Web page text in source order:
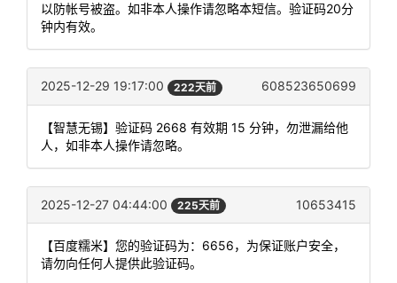
以防帐号被盗。如非本人操作请忽略本短信。验证码20分
钟内有效。
2025-12-29 19:17:00 222天前 608523650699
【智慧无锡】验证码 2668 有效期 15 分钟，勿泄漏给他
人，如非本人操作请忽略。
2025-12-27 04:44:00 225天前 10653415
【百度糯米】您的验证码为：6656，为保证账户安全，
请勿向任何人提供此验证码。